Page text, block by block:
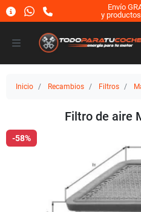
Envío
y
Inicio Recambios Filtros
Filtro de aire
-58%